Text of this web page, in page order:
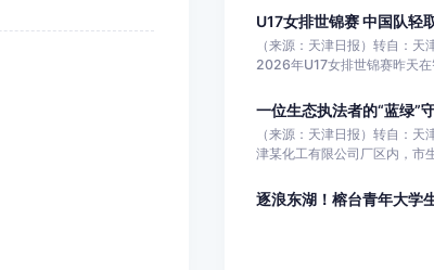
U17女排世锦赛 中国队轻
（来源：天津日报）转自：
2026年U17女排世锦赛昨天
一位生态执法者的“蓝绿”
（来源：天津日报）转自：
津某化工有限公司厂区内，市
逐浪东湖！榕台青年大学